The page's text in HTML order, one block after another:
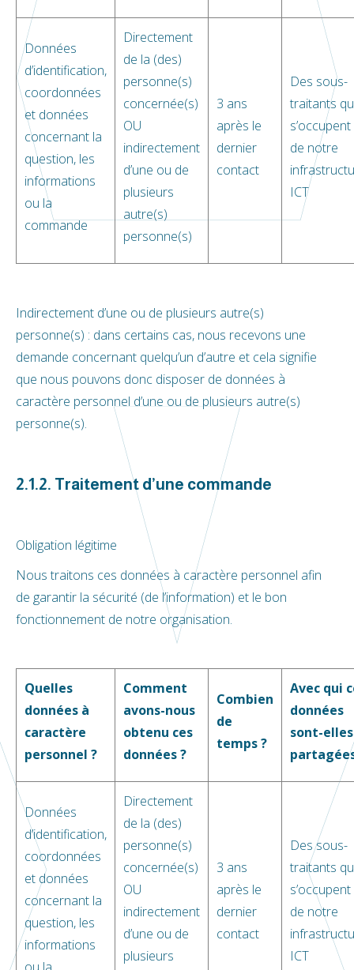
Données
d’identification,
coordonnées
et données
concernant la
question, les
informations
ou la
commande
Directement
de la (des)
personne(s)
concernée(s)
OU
indirectement
d’une ou de
plusieurs
autre(s)
personne(s)
3 ans
après le
dernier
contact
Des sous-
traitants
s’occupent
de notre
ICT
Indirectement d’une ou de plusieurs autre(s)
personne(s) : dans certains cas, nous recevons une
demande concernant quelqu’un d’autre et cela signifie
que nous pouvons donc disposer de données à
caractère personnel d’une ou de plusieurs autre(s)
personne(s).
2.1.2. Traitement d’une commande
Obligation légitime
Nous traitons ces données à caractère personnel afin
de garantir la sécurité (de l’information) et le bon
fonctionnement de notre organisation.
Quelles
données à
caractère
personnel ?
Comment
avons-nous
obtenu ces
données ?
Combien
de
temps ?
Avec qui
données
sont-elles
Données
d’identification,
coordonnées
et données
concernant la
question, les
informations
Directement
de la (des)
personne(s)
concernée(s)
OU
indirectement
d’une ou de
plusieurs
3 ans
après le
dernier
contact
Des sous-
traitants
s’occupent
de notre
ICT